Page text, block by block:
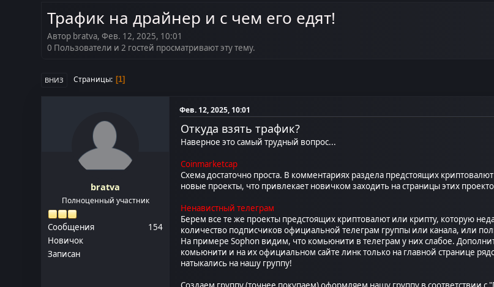
Трафик на драйнер и с чем его едят!
Автор bratva, Фев. 12, 2025, 10:01
0 Пользователи и 2 гостей просматривают эту тему.
ВНИЗ Страницы 1
bratva
Полноценный участник
Сообщения
154
Новичок
Записан
Фев. 12, 2025, 10:01
Откуда взять трафик?
Наверное это самый трудный вопрос...
Coinmarketcap
Схема достаточно проста. В комментариях раздела предстоящих
новые проекты, что привлекает новичком заходить на страницы этих
Ненавистный телеграм
Берем все те же проекты предстоящих криптовалют или крипту, которую
количество подписчиков официальной телеграм группы или канала, или
На примере Sophon видим, что комьюнити в телеграм у них слабое.
комьюнити и на их официальном сайте линк только на главной странице
натыкались на нашу группу!